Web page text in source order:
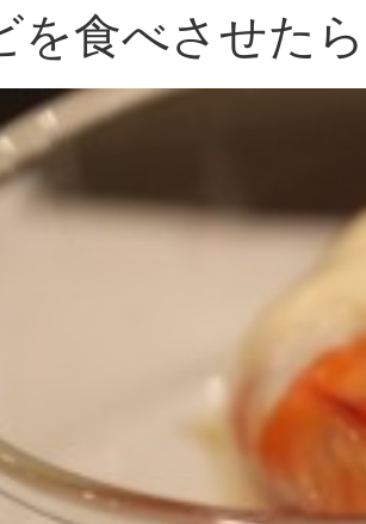
を食べさせた